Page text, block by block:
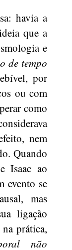
havia a
que a
e
de tempo
por
ou com
como
nem
Quando
Isaac ao
evento se
mas
ligação
prática,
não